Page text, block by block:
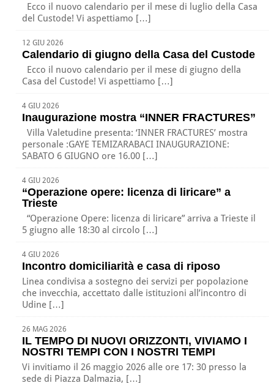
Ecco il nuovo calendario per il mese di luglio della Casa
del Custode! Vi aspettiamo […]
12 GIU 2026
Calendario di giugno della Casa del Custode
Ecco il nuovo calendario per il mese di giugno della
Casa del Custode! Vi aspettiamo […]
4 GIU 2026
Inaugurazione mostra “INNER FRACTURES”
Villa Valetudine presenta: ‘INNER FRACTURES’ mostra
personale :GAYE TEMIZARABACI INAUGURAZIONE:
SABATO 6 GIUGNO ore 16.00 […]
4 GIU 2026
“Operazione opere: licenza di liricare” a
Trieste
“Operazione Opere: licenza di liricare” arriva a Trieste il
5 giugno alle 18:30 al circolo […]
4 GIU 2026
Incontro domiciliarità e casa di riposo
Linea condivisa a sostegno dei servizi per popolazione
che invecchia, accettato dalle istituzioni all’incontro di
Udine […]
26 MAG 2026
IL TEMPO DI NUOVI ORIZZONTI, VIVIAMO I
NOSTRI TEMPI CON I NOSTRI TEMPI
Vi invitiamo il 26 maggio 2026 alle ore 17: 30 presso la
sede di Piazza Dalmazia, […]